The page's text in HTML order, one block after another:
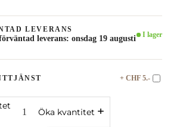
LEVERANS
leverans: onsdag 19 augusti I lager
+ CHF 5.-
Öka kvantitet